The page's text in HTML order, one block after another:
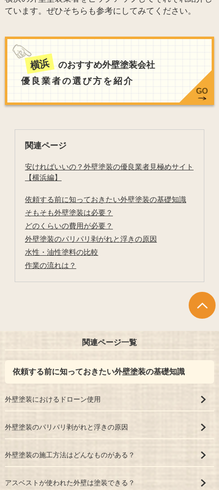
ています。ぜひそちらも参考にしてみてください。
横浜
のおすすめ外壁塗装会社
優良業者の選び方を紹介
GO
関連ページ
安ければいいの？外壁塗装の優良業者見極めサイト
【横浜編】
依頼する前に知っておきたい外壁塗装の基礎知識
そもそも外壁塗装は必要？
どのくらいの費用が必要？
外壁塗装のパリパリ剥がれと浮きの原因
水性・油性塗料の比較
作業の流れは？
関連ページ一覧
依頼する前に知っておきたい外壁塗装の基礎知識
外壁塗装におけるドローン使用
外壁塗装のパリパリ剥がれと浮きの原因
外壁塗装の施工方法はどんなものがある？
アスベストが使われた外壁は塗装できる？